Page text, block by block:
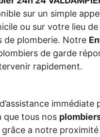
sur un simple
ou sur votre lieu
de plomberie. Notre
de garde
rapidement.
immédiate
que tous nos
a notre